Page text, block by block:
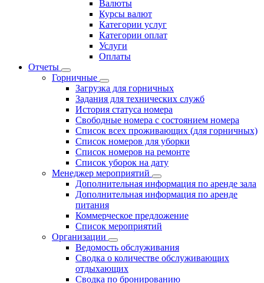
Валюты
Курсы валют
Категории услуг
Категории оплат
Услуги
Оплаты
Отчеты
Горничные
Загрузка для горничных
Задания для технических служб
История статуса номера
Свободные номера с состоянием номера
Список всех проживающих (для горничных)
Список номеров для уборки
Список номеров на ремонте
Список уборок на дату
Менеджер мероприятий
Дополнительная информация по аренде зала
Дополнительная информация по аренде
питания
Коммерческое предложение
Список мероприятий
Организации
Ведомость обслуживания
Сводка о количестве обслуживающих
отдыхающих
Сводка по бронированию